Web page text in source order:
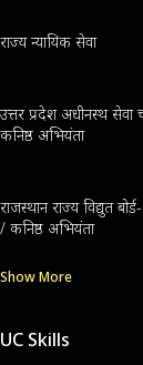
राज्य न्यायिक सेवा
उत्तर प्रदेश अधीनस्थ
कनिष्ठ अभियंता
राजस्थान राज्य विद्युत
/ कनिष्ठ अभियंता
Show More
UC Skills